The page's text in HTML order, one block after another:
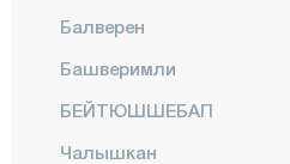
Балверен
Башверимли
БЕЙТЮШШЕБАП
Чалышкан